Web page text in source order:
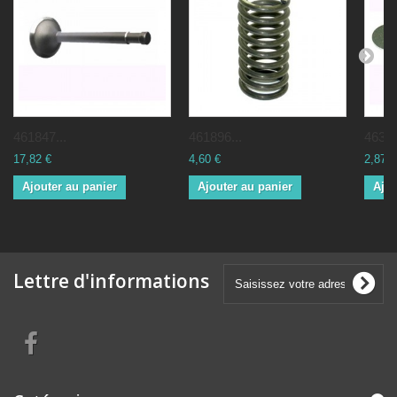
17,82 €
Ajouter au panier
4,60 €
Ajouter au panier
2,87 €
Lettre d'informations